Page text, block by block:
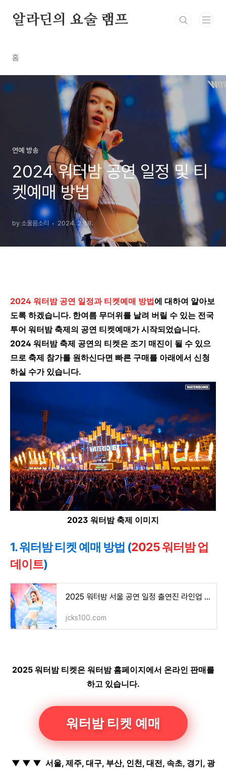
알라딘의 요술 램프
홈
연예 방송
2024 워터밤 공연 일정 및 티
켓예매 방법
by 소울음소리 2024. 2. 18.
2024 워터밤 공연 일정과 티켓예매 방법에 대하여 알아보
도록 하겠습니다. 한여름 무더위를 날려 버릴 수 있는 전국
투어 워터밤 축제의 공연 티켓예매가 시작되었습니다.
2024 워터밤 축제 공연의 티켓은 조기 매진이 될 수 있으
므로 축제 참가를 원하신다면 빠른 구매를 아래에서 신청
하실 수가 있습니다.
2023 워터밤 축제 이미지
1. 워터밤 티켓 예매 방법 (2025 워터밤 업
데이트)
2025 워터밤 서울 공연 일정 출연진 라인업 가격 티켓 예매 셔틀버스 예약
jcks100.com
2025 워터밤 티켓은 워터밤 홈페이지에서 온라인 판매를
하고 있습니다.
워터밤 티켓 예매
▼ ▼ ▼ 서울, 제주, 대구, 부산, 인천, 대전, 속초, 경기, 광